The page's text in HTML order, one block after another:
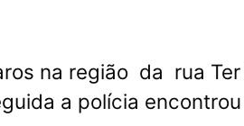
na região da rua Ter
a polícia